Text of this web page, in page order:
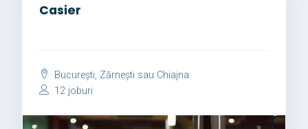
Casier
București, Zărnești sau Chiajna
12 joburi